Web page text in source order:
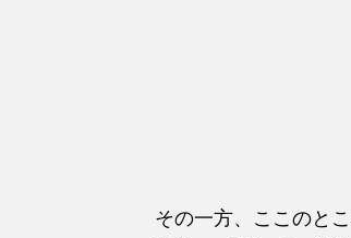
その一方、ここのと